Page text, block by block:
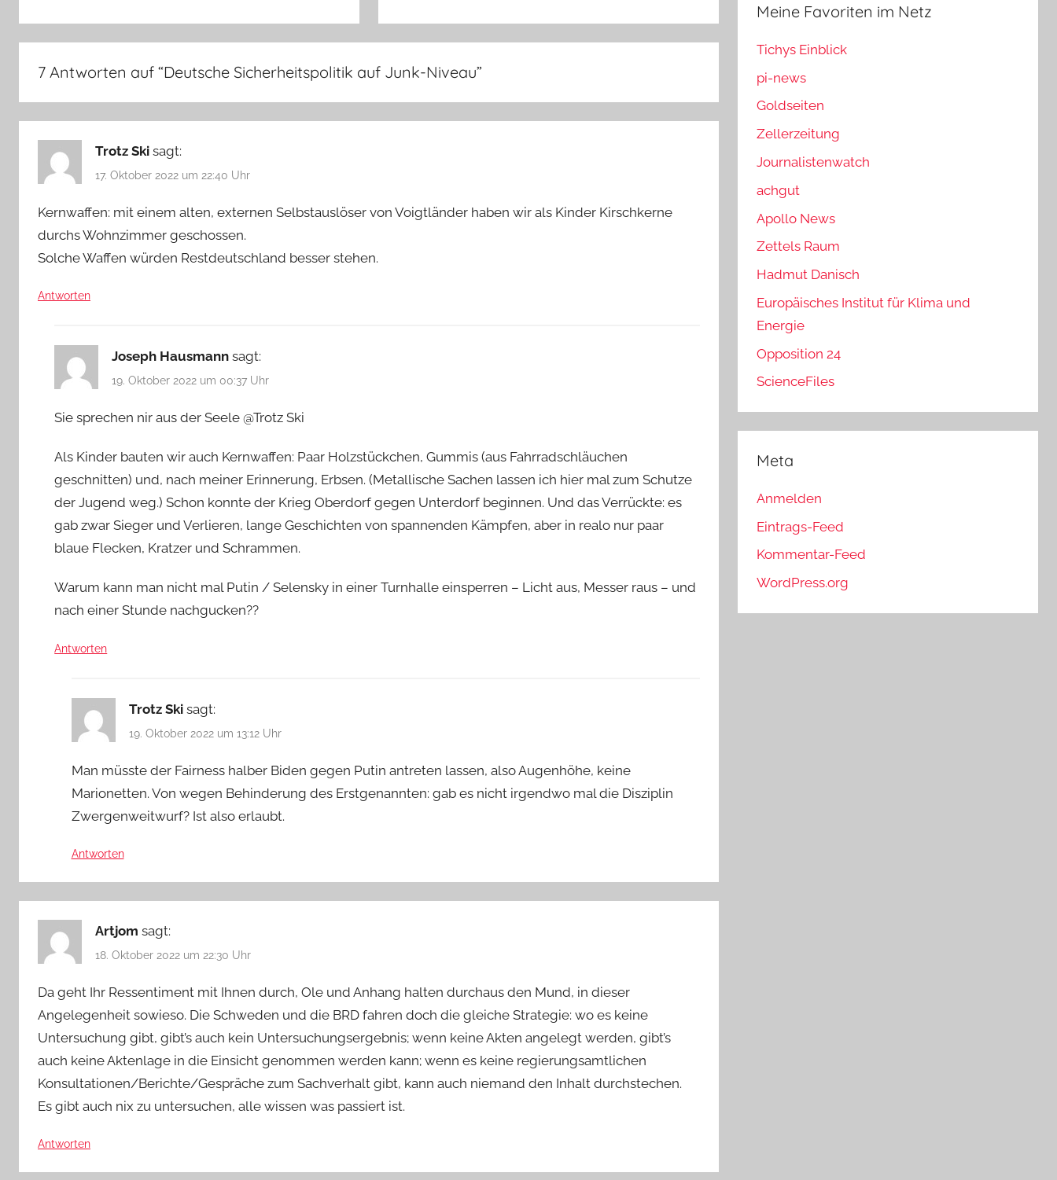
7 Antworten auf “Deutsche Sicherheitspolitik auf Junk-Niveau”
Trotz Ski sagt:
17. Oktober 2022 um 22:40 Uhr
Kernwaffen: mit einem alten, externen Selbstauslöser von Voigtländer haben wir als Kinder Kirschkerne
durchs Wohnzimmer geschossen.
Solche Waffen würden Restdeutschland besser stehen.
Antworten
Joseph Hausmann sagt:
19. Oktober 2022 um 00:37 Uhr
Sie sprechen nir aus der Seele @Trotz Ski
Als Kinder bauten wir auch Kernwaffen: Paar Holzstückchen, Gummis (aus Fahrradschläuchen
geschnitten) und, nach meiner Erinnerung, Erbsen. (Metallische Sachen lassen ich hier mal zum Schutze
der Jugend weg.) Schon konnte der Krieg Oberdorf gegen Unterdorf beginnen. Und das Verrückte: es
gab zwar Sieger und Verlieren, lange Geschichten von spannenden Kämpfen, aber in realo nur paar
blaue Flecken, Kratzer und Schrammen.
Warum kann man nicht mal Putin / Selensky in einer Turnhalle einsperren – Licht aus, Messer raus – und
nach einer Stunde nachgucken??
Antworten
Trotz Ski sagt:
19. Oktober 2022 um 13:12 Uhr
Man müsste der Fairness halber Biden gegen Putin antreten lassen, also Augenhöhe, keine
Marionetten. Von wegen Behinderung des Erstgenannten: gab es nicht irgendwo mal die Disziplin
Zwergenweitwurf? Ist also erlaubt.
Antworten
Artjom sagt:
18. Oktober 2022 um 22:30 Uhr
Da geht Ihr Ressentiment mit Ihnen durch, Ole und Anhang halten durchaus den Mund, in dieser
Angelegenheit sowieso. Die Schweden und die BRD fahren doch die gleiche Strategie: wo es keine
Untersuchung gibt, gibt’s auch kein Untersuchungsergebnis; wenn keine Akten angelegt werden, gibt’s
auch keine Aktenlage in die Einsicht genommen werden kann; wenn es keine regierungsamtlichen
Konsultationen/Berichte/Gespräche zum Sachverhalt gibt, kann auch niemand den Inhalt durchstechen.
Es gibt auch nix zu untersuchen, alle wissen was passiert ist.
Antworten
Meine Favoriten im Netz
Tichys Einblick
pi-news
Goldseiten
Zellerzeitung
Journalistenwatch
achgut
Apollo News
Zettels Raum
Hadmut Danisch
Europäisches Institut für Klima und
Energie
Opposition 24
ScienceFiles
Meta
Anmelden
Eintrags-Feed
Kommentar-Feed
WordPress.org